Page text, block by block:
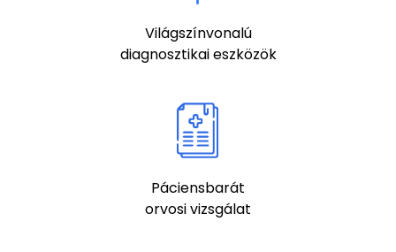
Világszínvonalú
diagnosztikai eszközök
Páciensbarát
orvosi vizsgálat